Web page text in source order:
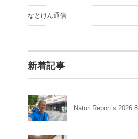
なとけん通信
新着記事
Natori Report’s 2026.8